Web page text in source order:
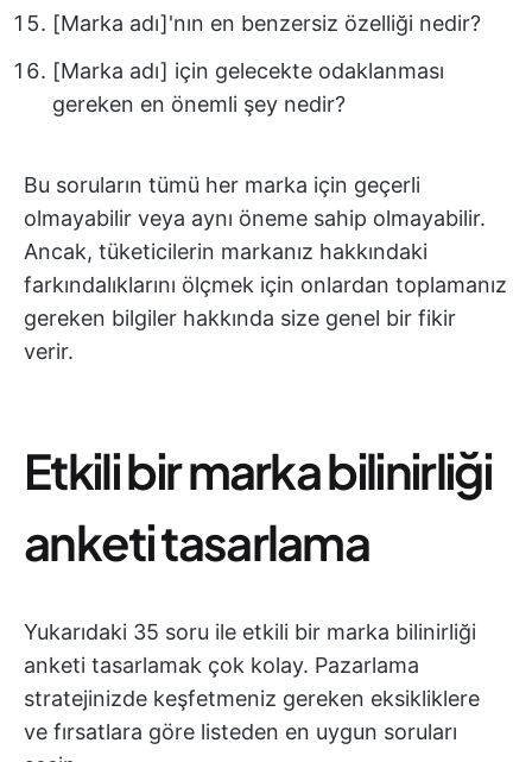
[Marka adı]'nın en benzersiz özelliği nedir?
[Marka adı] için gelecekte odaklanması
gereken en önemli şey nedir?
Bu soruların tümü her marka için geçerli
olmayabilir veya aynı öneme sahip olmayabilir.
Ancak, tüketicilerin markanız hakkındaki
farkındalıklarını ölçmek için onlardan toplamanız
gereken bilgiler hakkında size genel bir fikir
verir.
Etkili bir marka bilinirliği
anketi tasarlama
Yukarıdaki 35 soru ile etkili bir marka bilinirliği
anketi tasarlamak çok kolay. Pazarlama
stratejinizde keşfetmeniz gereken eksikliklere
ve fırsatlara göre listeden en uygun soruları